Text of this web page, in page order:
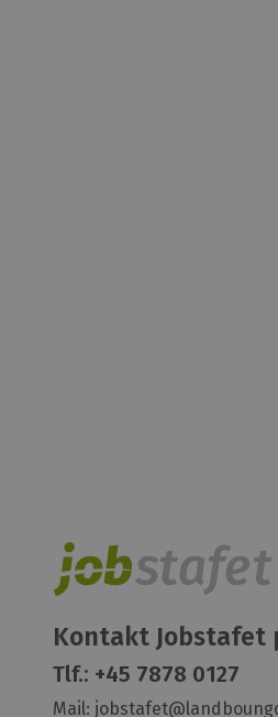
Kontakt Jobstafet
Tlf.: +45 7878 0127
Mail: